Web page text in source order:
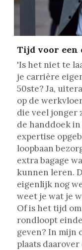
Tijd voor
'Is het niet te
je carrière
50ste? Ja,
op de
die veel jonger
de handdoek
expertise
loopbaan
extra bagage
kunnen leren.
eigenlijk nog
weet je wat je
Of is het tijd
rondloopt
geven? In mijn
plaats